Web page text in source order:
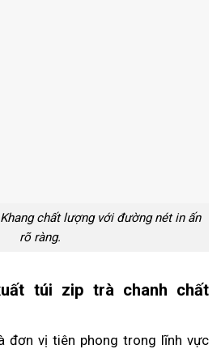
chất lượng với đường nét in ấn
rõ ràng.
túi zip trà chanh chất
đơn vị tiên phong trong lĩnh vực